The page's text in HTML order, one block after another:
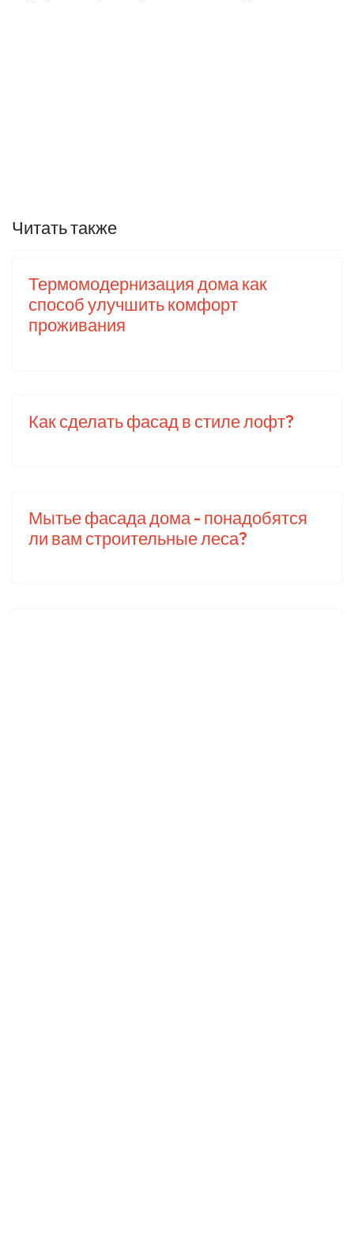
Читать также
Термомодернизация дома как
способ улучшить комфорт
проживания
Как сделать фасад в стиле лофт?
Мытье фасада дома - понадобятся
ли вам строительные леса?